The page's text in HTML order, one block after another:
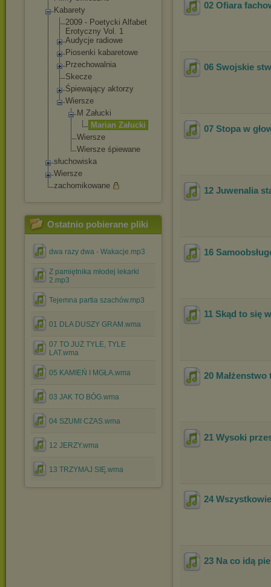
Kabarety
2009 - Poetycki Alfabet
Erotyczny Vol. 1
Audycje radiowe
Piosenki kabaretowe
Przechowalnia
Skecze
Śpiewający aktorzy
Wiersze
M Załucki
Marian Załucki
Wiersze
Wiersze śpiewane
słuchowiska
Wiersze
zachomikowane
Ostatnio pobierane pliki
dwa razy dwa - Wakacje.mp3
Z pamiętnika młodej lekarki
2.mp3
Tejemna partia szachów.mp3
01 DLA DUSZY GRAM.wma
07 TO JUŻ TYLE, TYLE
LAT.wma
05 KAMIEŃ I MGŁA.wma
03 JAK TO BÓG.wma
04 SZUMI CZAS.wma
12 JERZY.wma
13 TRZYMAJ SIĘ.wma
02 Ofiara
06 Swojskie
07 Stopa w
12 Juwenalia
16
11 Skąd to się
20 Małżenstwo
21 Wysoki
24
23 Na co idą